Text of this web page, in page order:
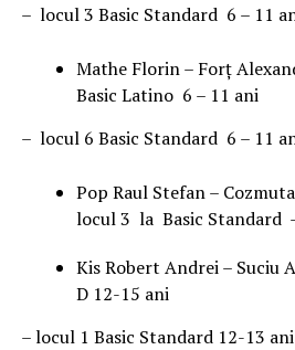
– locul 3 Basic Standard 6 – 11
Mathe Florin – Forț
Basic Latino 6 – 11 ani
– locul 6 Basic Standard 6 – 11
Pop Raul Stefan –
locul 3 la Basic Standard
Kis Robert Andrei – Suciu
D 12-15 ani
– locul 1 Basic Standard 12-13 ani